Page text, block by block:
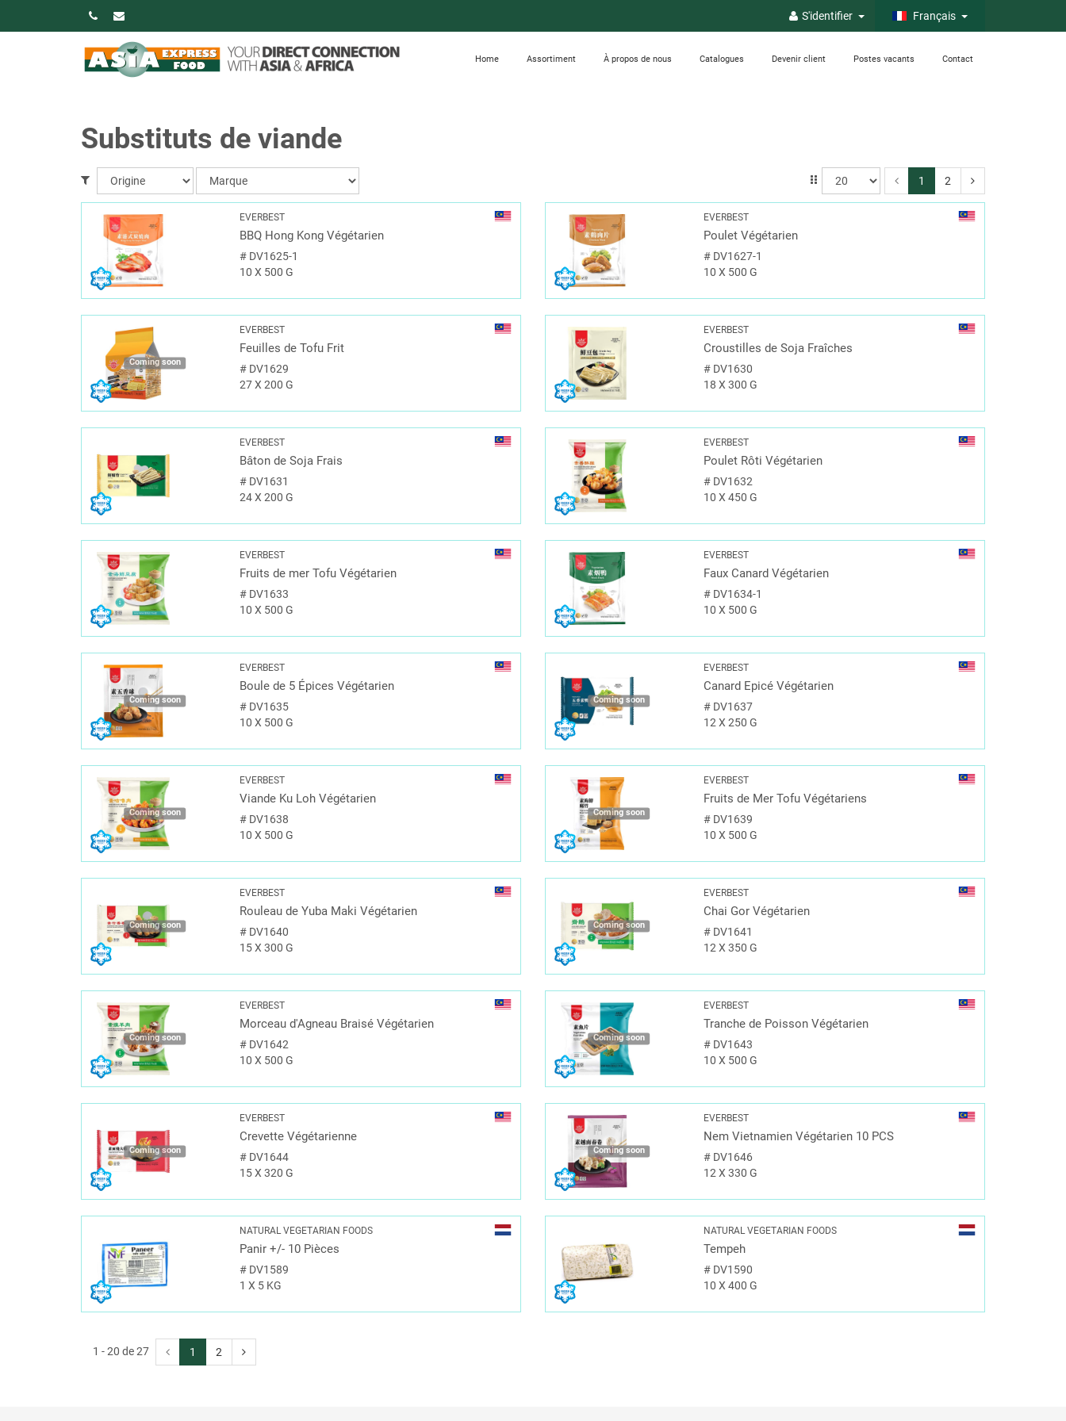
S'identifier Français
Home Assortiment À propos de nous Catalogues Devenir client Postes vacants Contact
Substituts de viande
1 2
EVERBEST
BBQ Hong Kong Végétarien
# DV1625-1
10 X 500 G
EVERBEST
Poulet Végétarien
# DV1627-1
10 X 500 G
Coming soon
EVERBEST
Feuilles de Tofu Frit
# DV1629
27 X 200 G
EVERBEST
Croustilles de Soja Fraîches
# DV1630
18 X 300 G
EVERBEST
Bâton de Soja Frais
# DV1631
24 X 200 G
EVERBEST
Poulet Rôti Végétarien
# DV1632
10 X 450 G
EVERBEST
Fruits de mer Tofu Végétarien
# DV1633
10 X 500 G
EVERBEST
Faux Canard Végétarien
# DV1634-1
10 X 500 G
Coming soon
EVERBEST
Boule de 5 Épices Végétarien
# DV1635
10 X 500 G
Coming soon
EVERBEST
Canard Epicé Végétarien
# DV1637
12 X 250 G
Coming soon
EVERBEST
Viande Ku Loh Végétarien
# DV1638
10 X 500 G
Coming soon
EVERBEST
Fruits de Mer Tofu Végétariens
# DV1639
10 X 500 G
Coming soon
EVERBEST
Rouleau de Yuba Maki Végétarien
# DV1640
15 X 300 G
Coming soon
EVERBEST
Chai Gor Végétarien
# DV1641
12 X 350 G
Coming soon
EVERBEST
Morceau d'Agneau Braisé Végétarien
# DV1642
10 X 500 G
Coming soon
EVERBEST
Tranche de Poisson Végétarien
# DV1643
10 X 500 G
Coming soon
EVERBEST
Crevette Végétarienne
# DV1644
15 X 320 G
Coming soon
EVERBEST
Nem Vietnamien Végétarien 10 PCS
# DV1646
12 X 330 G
NATURAL VEGETARIAN FOODS
Panir +/- 10 Pièces
# DV1589
1 X 5 KG
NATURAL VEGETARIAN FOODS
Tempeh
# DV1590
10 X 400 G
1 - 20 de 27 1 2